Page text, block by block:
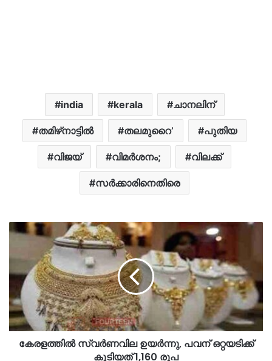
india kerala ചാനലിന്
തമിഴ്‌നാട്ടിൽ തലമുറൈ’ പുതിയ
വിജയ് വിമർശനം; വിലക്ക്
സര്‍ക്കാരിനെതിരെ
കേരളത്തിൽ സ്വര്‍ണവില ഉയർന്നു, പവന് ഒറ്റയടിക്ക്
കൂടിയത് 1,160 രൂപ